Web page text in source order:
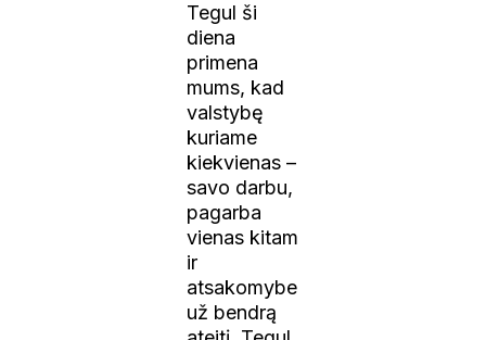
Tegul ši
diena
primena
mums, kad
valstybę
kuriame
kiekvienas –
savo darbu,
pagarba
vienas kitam
ir
atsakomybe
už bendrą